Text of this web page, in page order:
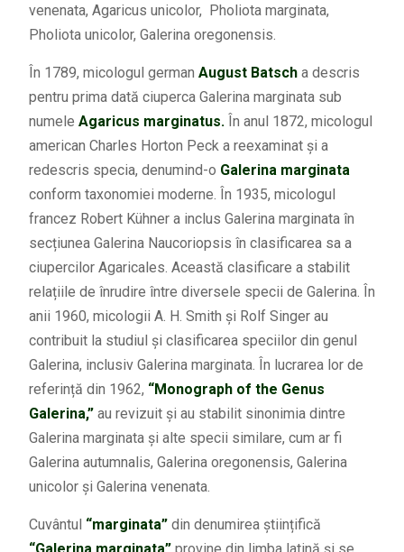
venenata, Agaricus unicolor, Pholiota marginata,
Pholiota unicolor, Galerina oregonensis.
În 1789, micologul german August Batscha descris
pentru prima dată ciuperca Galerina marginata sub
numele Agaricus marginatus. În anul 1872, micologul
american Charles Horton Peck a reexaminat și a
redescris specia, denumind-o Galerina marginata
conform taxonomiei moderne. În 1935, micologul
francez Robert Kühner a inclus Galerina marginata în
secțiunea Galerina Naucoriopsis în clasificarea sa a
ciupercilor Agaricales. Această clasificare a stabilit
relațiile de înrudire între diversele specii de Galerina. În
anii 1960, micologii A. H. Smith și Rolf Singer au
contribuit la studiul și clasificarea speciilor din genul
Galerina, inclusiv Galerina marginata. În lucrarea lor de
referință din 1962, “Monograph of the Genus
Galerina,” au revizuit și au stabilit sinonimia dintre
Galerina marginata și alte specii similare, cum ar fi
Galerina autumnalis, Galerina oregonensis, Galerina
unicolor și Galerina venenata.
Cuvântul “marginata”din denumirea științifică